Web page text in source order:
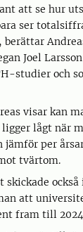
att se hur
ser
Joel
studier och
visar kan
ligger lågt när
jämför per
tvärtom.
skickade
att
fram till